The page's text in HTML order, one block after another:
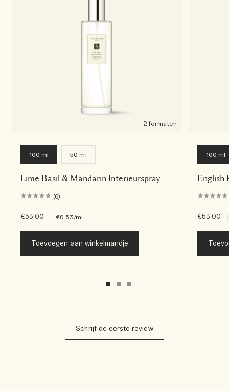
2 formaten
100 ml 50 ml
Lime Basil & Mandarin Interieurspray
(0)
€53.00 €0.53/ml
Toevoegen aan winkelmandje
100 ml
English
€53.00
Schrijf de eerste review